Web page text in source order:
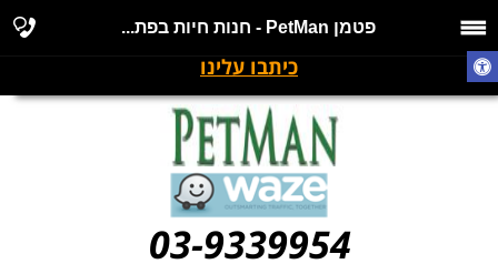
פטמן PetMan - חנות חיות בפת...
כיתבו עלינו
03-9339954